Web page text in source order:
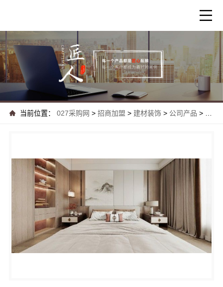
当前位置： 027采购网> 招商加盟 > 建材装饰> 公司产品 >